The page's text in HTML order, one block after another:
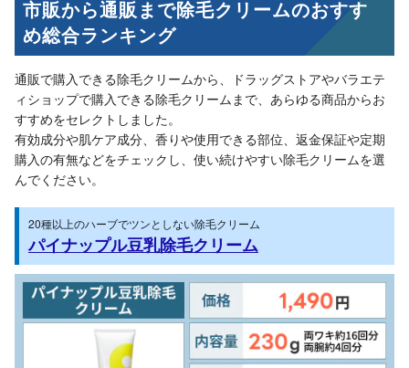
市販から通販まで除毛クリームのおすす
め総合ランキング
通販で購入できる除毛クリームから、ドラッグストアやバラエテ
ィショップで購入できる除毛クリームまで、あらゆる商品からお
すすめをセレクトしました。
有効成分や肌ケア成分、香りや使用できる部位、返金保証や定期
購入の有無などをチェックし、使い続けやすい除毛クリームを選
んでください。
20種以上のハーブでツンとしない除毛クリーム
パイナップル豆乳除毛クリーム